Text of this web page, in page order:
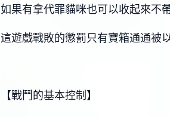
如果有拿代罪貓咪也可以收起來不
這遊戲戰敗的懲罰只有寶箱通通被
【戰鬥的基本控制】